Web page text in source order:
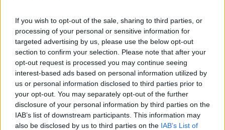
If you wish to opt-out of the sale, sharing to third parties, or
processing of your personal or sensitive information for
targeted advertising by us, please use the below opt-out
section to confirm your selection. Please note that after your
opt-out request is processed you may continue seeing
interest-based ads based on personal information utilized by
us or personal information disclosed to third parties prior to
your opt-out. You may separately opt-out of the further
disclosure of your personal information by third parties on the
IAB’s list of downstream participants. This information may
also be disclosed by us to third parties on the IAB’s List of
-Εργαστήρι "Πρώτων Βοηθειών" από την ΕΟΔ
Παράρτημα Λακωνίας
Τρίτη 8 Νοεμβρίου
-Εορτή του Ι.Ν. Παμεγίστων Ταξιαρχών Μιχαήλ
και Γαβριήλ του Κ.Ε.Ε.Μ. Σπάρτης
Τετάρτη 9 Νοεμβρίου